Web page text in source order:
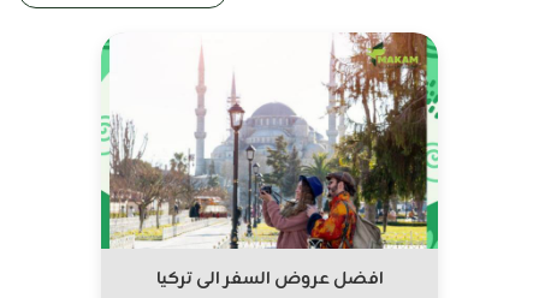
افضل عروض السفر الى تركيا